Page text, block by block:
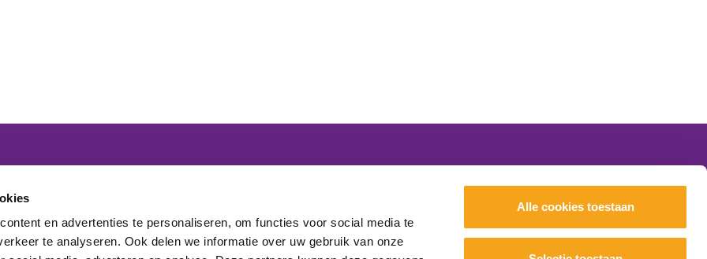
en advertenties te personaliseren, om functies voor social media te
te analyseren. Ook delen we informatie over uw gebruik van onze
Alle cookies toestaan
lid van het platform
nieuwsbrief maakt onderdeel uit van
Scholen